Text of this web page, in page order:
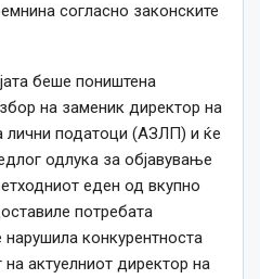
согласно законските
беше поништена
на заменик директор на
лични податоци (АЗЛП) и ќе
одлука за објавување
еден од вкупно
потребата
конкурентноста
актуелниот директор на